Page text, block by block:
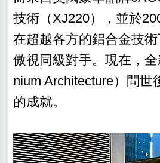
技術（XJ220），並於
在超越各方的鋁合金技
傲視同級對手。現在，
nium Architecture）問
的成就。